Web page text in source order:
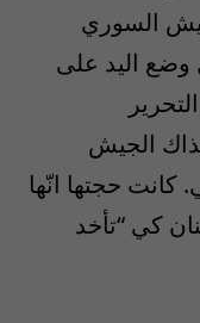
السوري
وضع اليد على
الجيش
حجتها انّها
كي “تأخد